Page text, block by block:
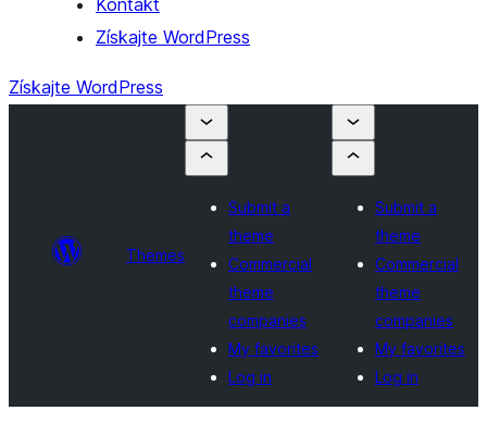
Kontakt
Získajte WordPress
Získajte WordPress
Themes
Submit a
theme
Commercial
theme
companies
My favorites
Log in
Submit a
theme
Commercial
theme
companies
My favorites
Log in